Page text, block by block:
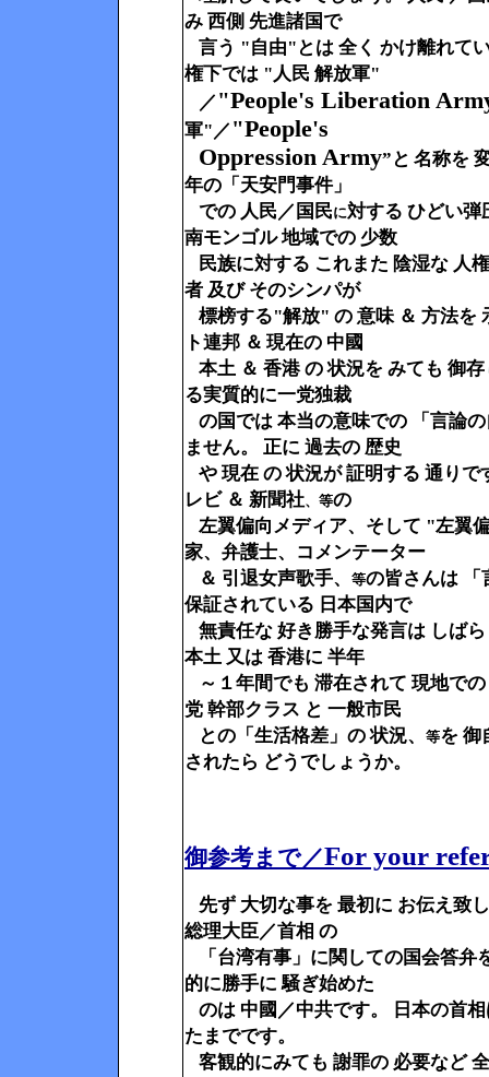
み 西側 先進諸国で
言う "自由"とは 全く かけ離れて
権下では "人民 解放軍"
／ "People's Liberation
軍"／ "People's
Oppression Army” と 名称を
年の「天安門事件」
での 人民／国民に対する ひどい弾
南モンゴル 地域での 少数
民族に対する これまた 陰湿な 人
者 及び そのシンパが
標榜する"解放" の 意味 ＆ 方法を
ト連邦 ＆ 現在の 中國
本土 ＆ 香港 の 状況を みても 御
る実質的に一党独裁
の国では 本当の意味での 「言論
ません。 正に 過去の 歴史
や 現在 の 状況が 証明する 通り
レビ ＆ 新聞社、等の
左翼偏向メディア、そして "左翼
家、弁護士、
コメンテーター
＆ 引退女声歌手、
等の皆さんは
保証されている 日本国内で
無責任な 好き勝手な発言は しば
本土 又は 香港に 半年
～１年間でも 滞在されて 現地で
党 幹部クラス と 一般市民
との「生活格差」の 状況、
等を 御
されたら どうでしょうか。
御参考まで／For your
先ず 大切な事を 最初に お伝え致
総理大臣／首相 の
「台湾有事」に関しての国会答
的に勝手に 騒ぎ始めた
のは 中國／中共です。 日本の首
たまでです。
客観的にみても 謝罪の 必要など